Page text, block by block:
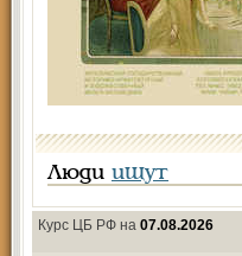
Люди ищут
Курс ЦБ РФ на 07.08.2026